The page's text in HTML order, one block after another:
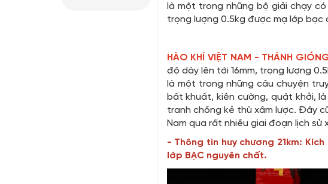
là một trong những bộ giải chạy
trọng lượng 0.5kg được mạ lớp
HÀO KHÍ VIỆT NAM - THÁNH
độ dày lên tới 16mm, trọng lượng
là một trong những câu chuyện
bất khuất, kiên cường, quật khởi,
tranh chống kẻ thù xâm lược. Đây
Nam qua rất nhiều giai đoạn lịch sử
- Thông tin huy chương 21km:
lớp BẠC nguyên chất.